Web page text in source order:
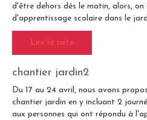
d'être dehors dés le matin, alors,
d'apprentissage scolaire dans le
Lire la suite
chantier jardin2
Du 17 au 24 avril, nous avons
chantier jardin en y incluant 2
aux personnes qui ont répondu à